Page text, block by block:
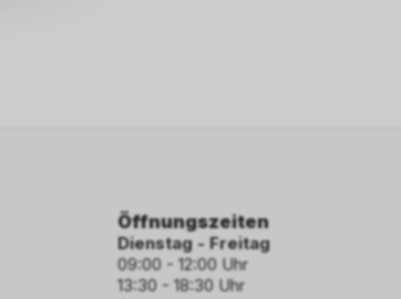
Öffnungszeiten
Dienstag - Freitag
09:00 - 12:00 Uhr
13:30 - 18:30 Uhr